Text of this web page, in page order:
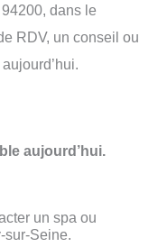
dans le
RDV, un conseil ou
aujourd’hui.
un spa ou
sur-Seine.